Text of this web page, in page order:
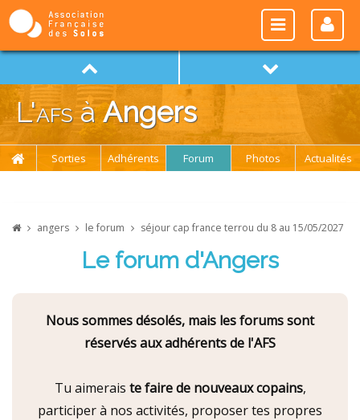
L'afsàAngers
Sorties Adhérents Forum Photos Actualités
angers le forum séjour cap france terrou du 8 au 15/05/2027
Le forum d'Angers
Nous sommes désolés, mais les forums sont
réservés aux adhérents de l'AFS
Tu aimerais te faire de nouveaux copains,
participer à nos activités, proposer tes propres